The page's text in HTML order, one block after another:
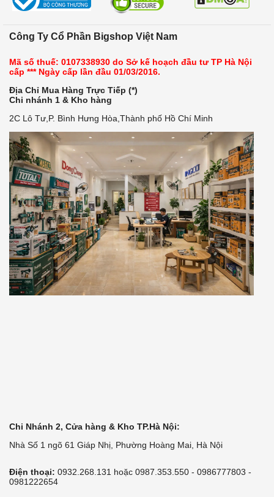
Công Ty Cổ Phần Bigshop Việt Nam
Mã số thuế: 0107338930 do Sở kế hoạch đầu tư TP Hà Nội
cấp *** Ngày cấp lần đầu 01/03/2016.
Địa Chỉ Mua Hàng Trực Tiếp (*)
Chi nhánh 1 & Kho hàng
2C Lô Tư,P. Bình Hưng Hòa,Thành phố Hồ Chí Minh
Chi Nhánh 2, Cửa hàng & Kho TP.Hà Nội:
Nhà Số 1 ngõ 61 Giáp Nhị, Phường Hoàng Mai, Hà Nội
Điện thoại: 0932.268.131 hoặc 0987.353.550 - 0986777803 -
0981222654